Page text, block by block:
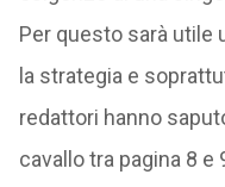
Per questo sarà utile
la strategia e
redattori hanno
cavallo tra pagina 8